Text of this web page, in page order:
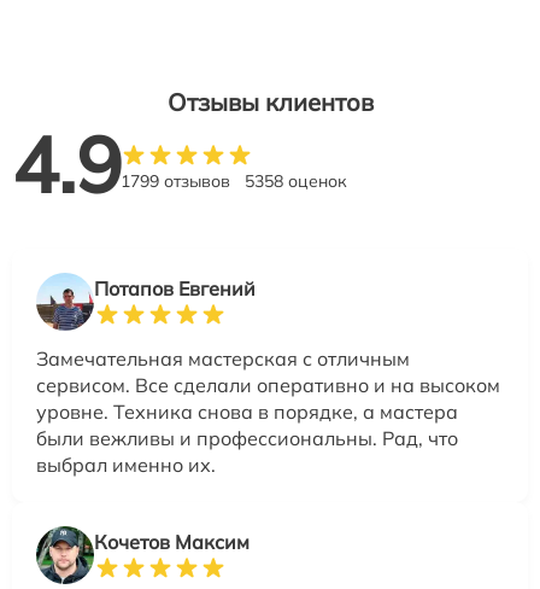
Отзывы клиентов
4.91799 отзывов 5358 оценок
Потапов Евгений
Замечательная мастерская с отличным
сервисом. Все сделали оперативно и на высоком
уровне. Техника снова в порядке, а мастера
были вежливы и профессиональны. Рад, что
выбрал именно их.
Кочетов Максим